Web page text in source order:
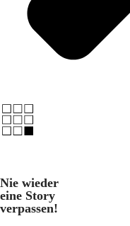
Nie wieder
eine Story
verpassen!